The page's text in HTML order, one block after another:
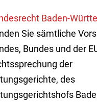
Baden-
Sie sämtliche
Bundes und der
der
des